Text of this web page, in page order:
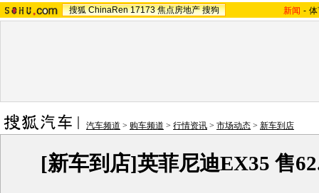
搜狐 ChinaRen 17173 焦点房地产 搜狗 新闻 -
汽车频道 > 购车频道 > 行情资讯 > 市场动态 > 新车到店
[新车到店]英菲尼迪EX35 售